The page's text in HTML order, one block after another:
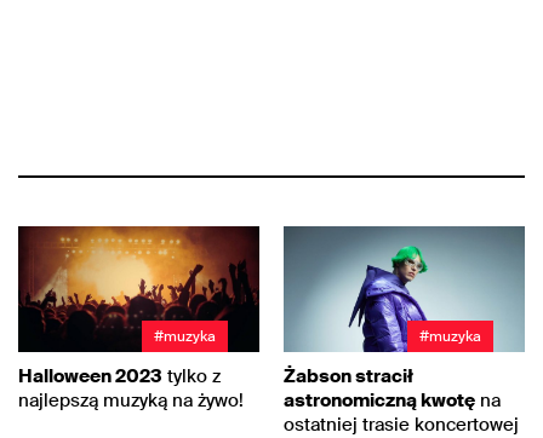
#muzyka
Halloween 2023 tylko z
najlepszą muzyką na żywo!
#muzyka
Żabson stracił
astronomiczną kwotę na
ostatniej trasie koncertowej